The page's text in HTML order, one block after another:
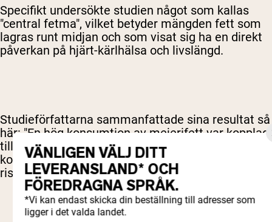
Specifikt undersökte studien något som kallas
"central fetma", vilket betyder mängden fett som
lagras runt midjan och som visat sig ha en direkt
påverkan på hjärt-kärlhälsa och livslängd.
Studieförfattarna sammanfattade sina resultat så
här: "En hög konsumtion av mejerifett var kopplad
till en lägre risk för central fetma och en låg
konsumtion av mejerifett var kopplad till en högre
risk för central fetma."
VÄNLIGEN VÄLJ DITT
LEVERANSLAND* OCH
FÖREDRAGNA SPRÅK.
*Vi kan endast skicka din beställning till adresser som
ligger i det valda landet.